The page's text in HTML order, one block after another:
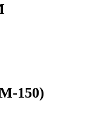
150)